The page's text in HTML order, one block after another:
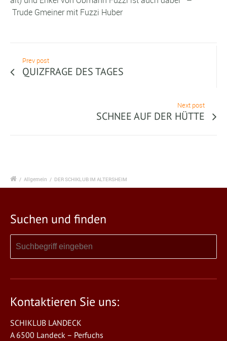
Trude Gmeiner mit Fuzzi Huber
Prev post
QUIZFRAGE DES TAGES
Next post
SCHNEE AUF DER HÜTTE
/ Allgemein / DER SCHIKLUB IM ALTERSHEIM
Suchen und finden
Kontaktieren Sie uns:
SCHIKLUB LANDECK
A 6500 Landeck – Perfuchs